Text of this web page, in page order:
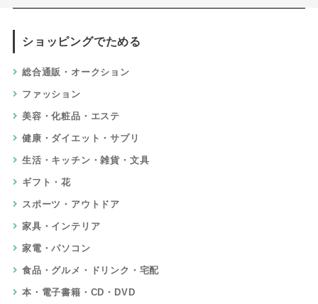
ショッピングでためる
総合通販・オークション
ファッション
美容・化粧品・エステ
健康・ダイエット・サプリ
生活・キッチン・雑貨・文具
ギフト・花
スポーツ・アウトドア
家具・インテリア
家電・パソコン
食品・グルメ・ドリンク・宅配
本・電子書籍・CD・DVD